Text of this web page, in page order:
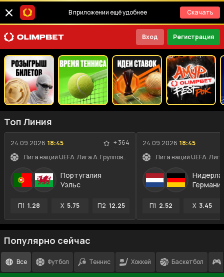
В приложении ещё удобнее Скачать
Вход Регистрация
Топ Линия
24.09.2026 18:45 +364
Лига наций UEFA. Лига A. Групповой этап
Португалия
Уэльс
П1 1.28 X 5.75 П2 12.25
24.09.2026 18:45
П1 2.52 X 3.45
Популярно сейчас
Все Футбол Теннис Хоккей Баскетбол